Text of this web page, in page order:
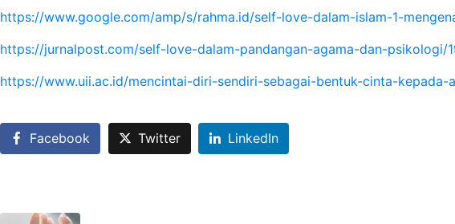
https://www.google.com/amp/s/rahma.id/self-love-dalam-islam-1-
https://jurnalpost.com/self-love-dalam-pandangan-agama-dan-psikologi/
https://www.uii.ac.id/mencintai-diri-sendiri-sebagai-bentuk-cinta-kepada-
Facebook Twitter LinkedIn